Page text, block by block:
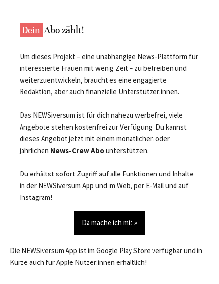
Dein Abo zählt!
Um dieses Projekt – eine unabhängige News-Plattform für
interessierte Frauen mit wenig Zeit – zu betreiben und
weiterzuentwickeln, braucht es eine engagierte
Redaktion, aber auch finanzielle Unterstützer:innen.
Das NEWSiversum ist für dich nahezu werbefrei, viele
Angebote stehen kostenfrei zur Verfügung. Du kannst
dieses Angebot jetzt mit einem monatlichen oder
jährlichen News-Crew Abounterstützen.
Du erhältst sofort Zugriff auf alle Funktionen und Inhalte
in der NEWSiversum App und im Web, per E-Mail und auf
Instagram!
Da mache ich mit »
Die NEWSiversum App ist im Google Play Store verfügbar und in
Kürze auch für Apple Nutzer:innen erhältlich!